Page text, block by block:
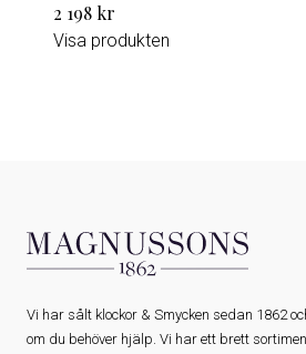
2 198 kr
Visa produkten
Vi har sålt klockor & Smycken sedan 1862
om du behöver hjälp. Vi har ett brett